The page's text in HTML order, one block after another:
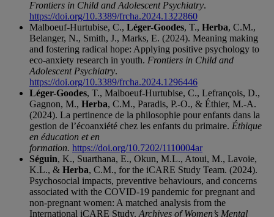
Frontiers in Child and Adolescent Psychiatry.
https://doi.org/10.3389/frcha.2024.1322860
Malboeuf-Hurtubise, C., Léger-Goodes, T., Herba, C.M.,
Belanger, N., Smith, J., Marks, E. (2024). Meaning making
and fostering radical hope: Applying positive psychology to
eco-anxiety research in youth. Frontiers in Child and
Adolescent Psychiatry.
https://doi.org/10.3389/frcha.2024.1296446
Léger-Goodes, T., Malboeuf-Hurtubise, C., Lefrançois, D.,
Gagnon, M., Herba, C.M., Paradis, P.-O., & Éthier, M.-A.
(2024). La pertinence de la philosophie pour enfants dans la
gestion de l’écoanxiété chez les enfants du primaire. Éthique
en éducation et en
formation. https://doi.org/10.7202/1110004ar
Séguin, K., Suarthana, E., Okun, M.L., Atoui, M., Lavoie,
K.L., & Herba, C.M., for the iCARE Study Team. (2024).
Psychosocial impacts, preventive behaviours, and concerns
associated with the COVID-19 pandemic for pregnant and
non-pregnant women: A matched analysis from the
International iCARE Study. Archives of Women’s Mental